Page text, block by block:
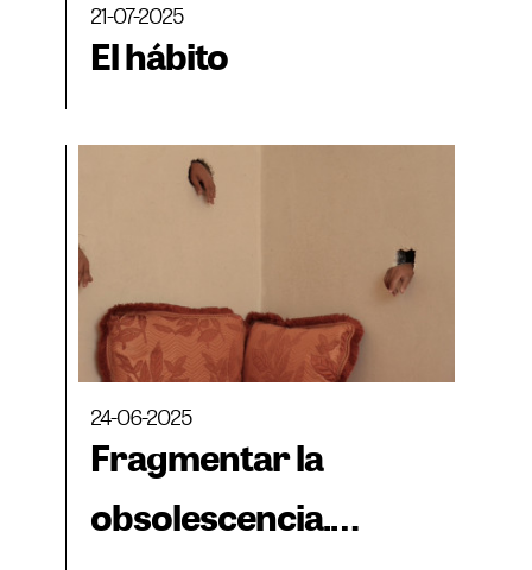
21-07-2025
El hábito
24-06-2025
Fragmentar la
obsolescencia.